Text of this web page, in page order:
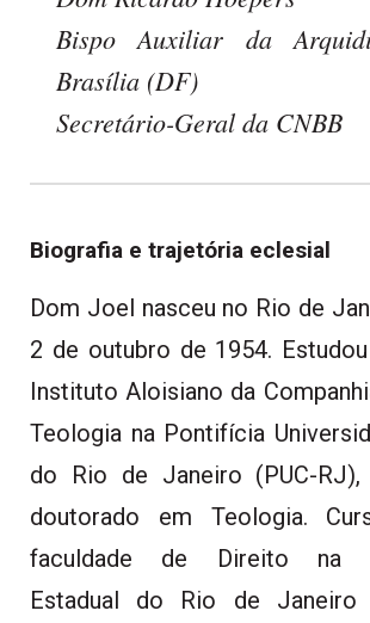
Bispo Auxiliar da
Brasília (DF)
Secretário-Geral da CNBB
Biografia e trajetória eclesial
Dom Joel nasceu no Rio de
2 de outubro de 1954.
Instituto Aloisiano da
Teologia na Pontifícia
do Rio de Janeiro (PUC-
doutorado em Teologia.
faculdade de Direito na
Estadual do Rio de Janeiro